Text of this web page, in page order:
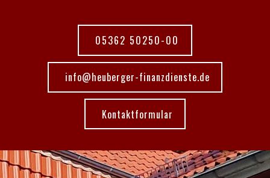
05362 50250-00
info@heuberger-finanzdienste.de
Kontaktformular